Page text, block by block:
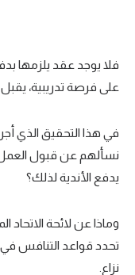
الدوري الإنجليزي
الدوري الإسباني
دوري أبطال أوروبا
القسم الثاني
أمم إفريقيا
كرة السلة الأمريكية
فلا يوجد عقد يلزمها
على فرصة تدريبية،
في هذا التحقيق الذي
نسألهم عن قبول العمل
يدفع الأندية لذلك؟
وماذا عن لائحة
تحدد قواعد التنافس في
نزاع.